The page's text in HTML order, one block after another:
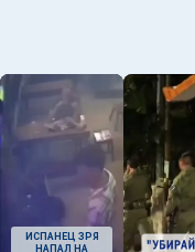
ИСПАНЕЦ ЗРЯ
НАПАЛ НА